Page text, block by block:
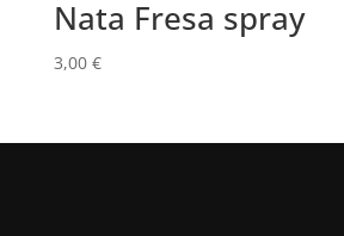
Nata Fresa spray
3,00 €